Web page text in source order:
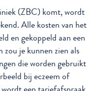
(ZBC) komt, wordt
Alle kosten van het
en gekoppeld aan een
je kunnen zien als
die worden gebruikt
bij eczeem of